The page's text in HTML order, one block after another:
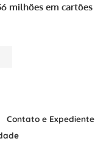
milhões em cartões
Contato e Expediente